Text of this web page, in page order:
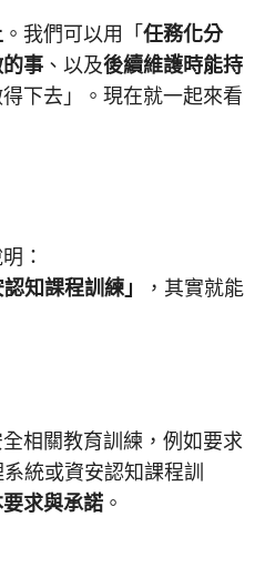
。我們可以用「 任務化分
事 、以及後續維護時能持
下去」。現在就一起來看
：
知課程訓練」
，其實就能
相關教育訓練，例如要求
統或資安認知課程訓
求與承諾 。